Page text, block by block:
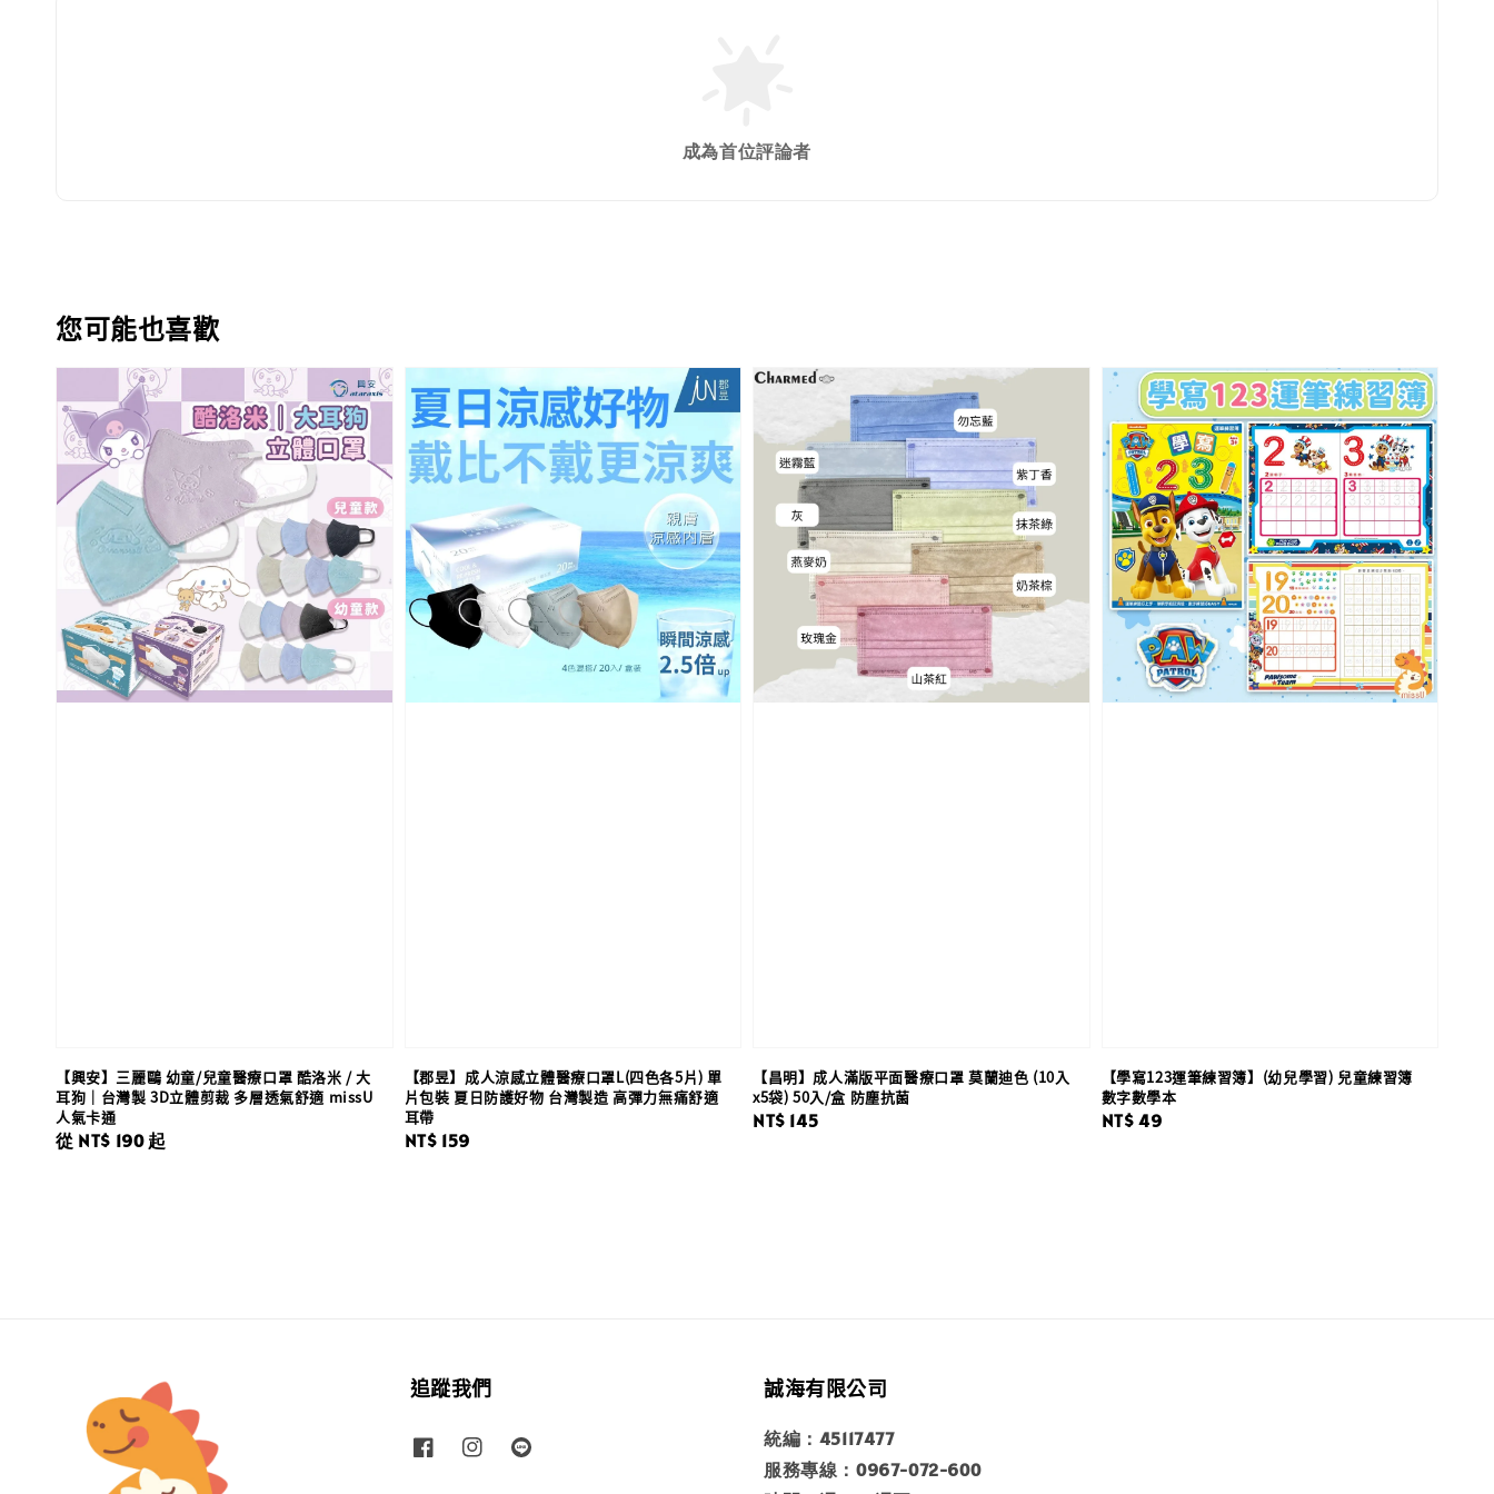
成為首位評論者
您可能也喜歡
【興安】三麗鷗 幼童/兒童醫療口罩 酷洛米 / 大
耳狗｜台灣製 3D立體剪裁 多層透氣舒適 missU
人氣卡通
Regular
從 NT$ 190起
【郡昱】成人涼感立體醫療口罩L(四色各5片) 單
片包裝 夏日防護好物 台灣製造 高彈力無痛舒適
耳帶
Regular
NT$ 159
【昌明】成人滿版平面醫療口罩 莫蘭迪色 (10入
x5袋) 50入/盒 防塵抗菌
Regular
NT$ 145
【學寫123運筆練習簿】(幼兒學習) 兒童練習簿
數字數學本
Regular
NT$ 49
追蹤我們 誠海有限公司
統編：45117477
服務專線：0967-072-600